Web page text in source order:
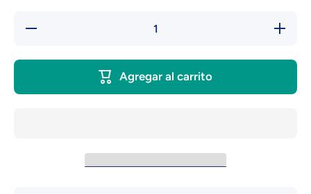
Reducir
Aumentar
cantidad
de Morat
cuadros |
Agregar al carrito